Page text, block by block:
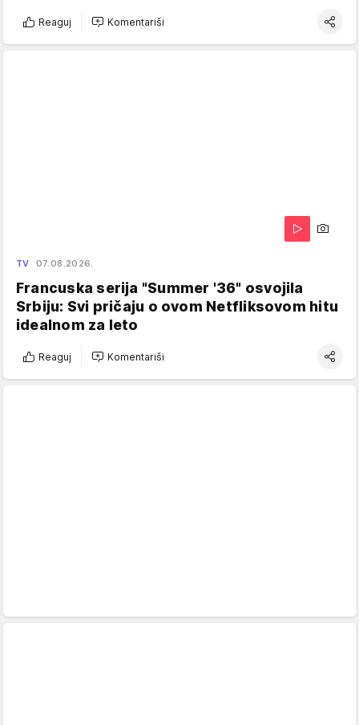
Reaguj Komentariši
TV 07.08.2026.
Francuska serija "Summer '36" osvojila
Srbiju: Svi pričaju o ovom Netfliksovom hitu
idealnom za leto
Reaguj Komentariši